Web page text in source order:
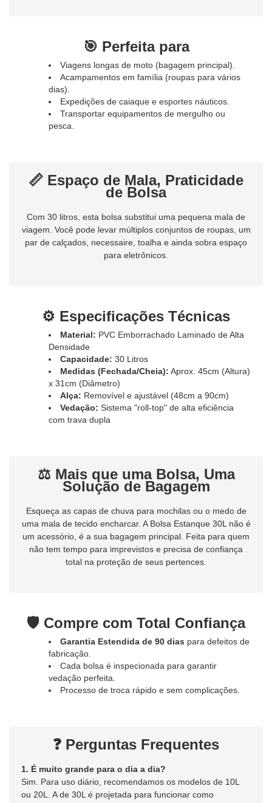
🎯 Perfeita para
Viagens longas de moto (bagagem principal).
Acampamentos em família (roupas para vários
dias).
Expedições de caiaque e esportes náuticos.
Transportar equipamentos de mergulho ou
pesca.
📏 Espaço de Mala, Praticidade
de Bolsa
Com 30 litros, esta bolsa substitui uma pequena mala de
viagem. Você pode levar múltiplos conjuntos de roupas, um
par de calçados, necessaire, toalha e ainda sobra espaço
para eletrônicos.
⚙️ Especificações Técnicas
Material: PVC Emborrachado Laminado de Alta
Densidade
Capacidade: 30 Litros
Medidas (Fechada/Cheia): Aprox. 45cm (Altura)
x 31cm (Diâmetro)
Alça: Removível e ajustável (48cm a 90cm)
Vedação: Sistema "roll-top" de alta eficiência
com trava dupla
⚖️ Mais que uma Bolsa, Uma
Solução de Bagagem
Esqueça as capas de chuva para mochilas ou o medo de
uma mala de tecido encharcar. A Bolsa Estanque 30L não é
um acessório, é a sua bagagem principal. Feita para quem
não tem tempo para imprevistos e precisa de confiança
total na proteção de seus pertences.
🛡️ Compre com Total Confiança
Garantia Estendida de 90 dias para defeitos de
fabricação.
Cada bolsa é inspecionada para garantir
vedação perfeita.
Processo de troca rápido e sem complicações.
❓ Perguntas Frequentes
1. É muito grande para o dia a dia?
Sim. Para uso diário, recomendamos os modelos de 10L
ou 20L. A de 30L é projetada para funcionar como